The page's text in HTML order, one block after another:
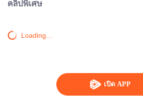
เปิด APP
คลิปพิเศษ
Loading…